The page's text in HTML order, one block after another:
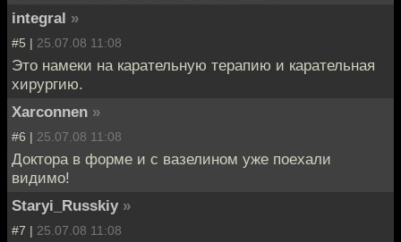
integral »
#5 | 25.07.08 11:08
Это намеки на карательную терапию и карательная
хирургию.
Xarconnen »
#6 | 25.07.08 11:08
Доктора в форме и с вазелином уже поехали
видимо!
Staryi_Russkiy »
#7 | 25.07.08 11:08